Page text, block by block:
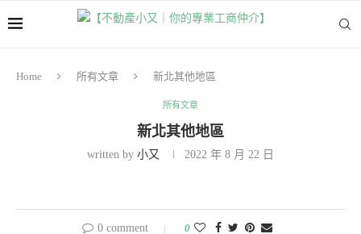
Home 所有文章 新北其他地區
所有文章
新北其他地區
written by 小又 2022 年 8 月 22 日
0 comment 0